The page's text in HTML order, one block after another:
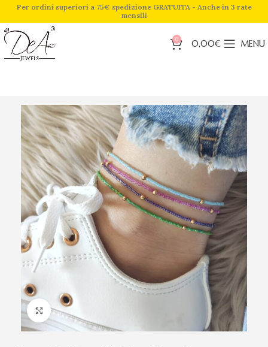
Per ordini superiori a 75€ spedizione GRATUITA - Anche in 3 rate
mensili
0 0,00€ MENU
Click to enlarge